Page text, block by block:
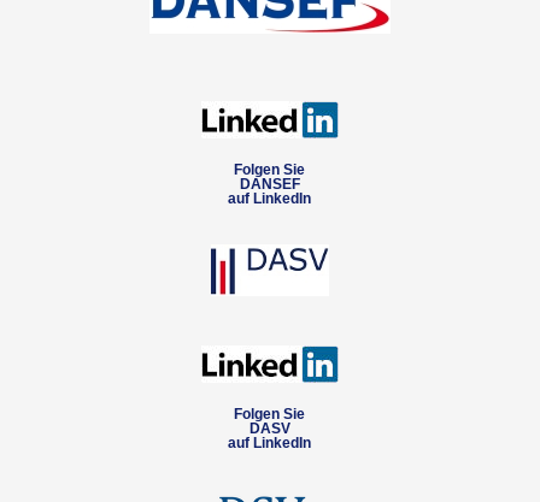
Folgen Sie
DANSEF
auf LinkedIn
Folgen Sie
DASV
auf LinkedIn